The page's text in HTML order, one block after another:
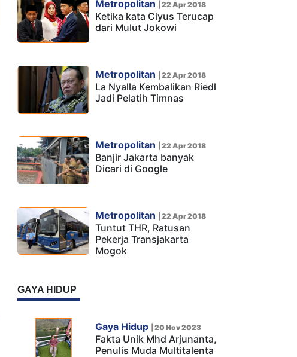
Metropolitan 22 Apr 2018
Ketika kata Ciyus Terucap
dari Mulut Jokowi
Metropolitan 22 Apr 2018
La Nyalla Kembalikan Riedl
Jadi Pelatih Timnas
Metropolitan 22 Apr 2018
Banjir Jakarta banyak
Dicari di Google
Metropolitan 22 Apr 2018
Tuntut THR, Ratusan
Pekerja Transjakarta
Mogok
GAYA HIDUP
Gaya Hidup 20 Nov 2023
Fakta Unik Mhd Arjunanta,
Penulis Muda Multitalenta